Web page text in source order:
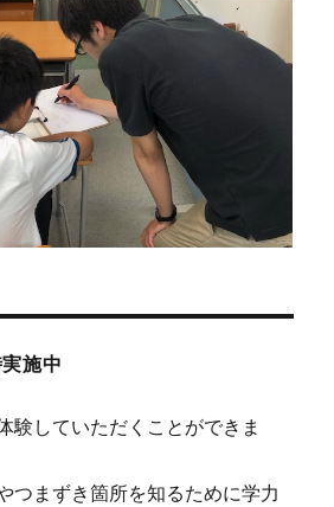
施中
験していただくことができま
つまずき箇所を知るために学力